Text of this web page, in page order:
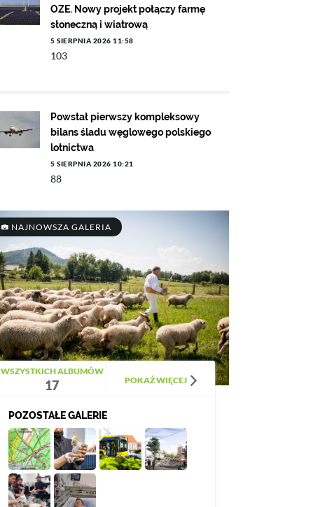
OZE. Nowy projekt połączy farmę
słoneczną i wiatrową
5 SIERPNIA 2026 11:58
103
Powstał pierwszy kompleksowy
bilans śladu węglowego polskiego
lotnictwa
5 SIERPNIA 2026 10:21
88
NAJNOWSZA GALERIA
WSZYSTKICH ALBUMÓW
17 POKAŻ WIĘCEJ
POZOSTAŁE GALERIE